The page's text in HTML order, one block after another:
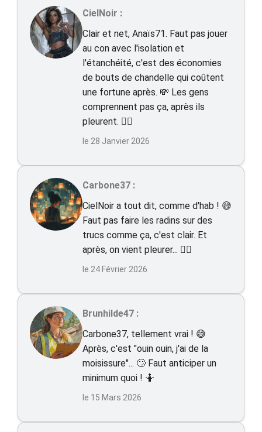
CielNoir :
Clair et net, Anaïs71. Faut pas jouer
au con avec l'isolation et
l'étanchéité, c'est des économies
de bouts de chandelle qui coûtent
une fortune après. 💸 Les gens
comprennent pas ça, après ils
pleurent. 🤦‍♂️
le 28 Janvier 2026
Carbone37 :
CielNoir a tout dit, comme d'hab ! 😅
Faut pas faire les radins sur des
trucs comme ça, c'est clair. Et
après, on vient pleurer... 🤷‍♂️
le 24 Février 2026
Brunhilde47 :
Carbone37, tellement vrai ! 😅
Après, c'est "ouin ouin, j'ai de la
moisissure"... 🙄 Faut anticiper un
minimum quoi ! 🤷
le 15 Mars 2026